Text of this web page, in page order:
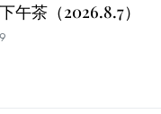
午茶（2026.8.7）